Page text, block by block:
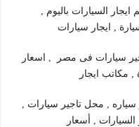
, كم ايجار السيارات باليوم ,
, ايجار سيارات
سيارات فى مصر , اسعار
مكاتب ايجار
سياره , محل تاجير سيارات ,
, أسعار